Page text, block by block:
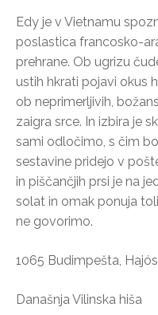
Edy je v Vietnamu
poslastica francosko-
prehrane. Ob ugrizu
ustih hkrati pojavi okus
ob neprimerljivih,
zaigra srce. In izbira je
sami odločimo, s čim
sestavine pridejo v
in piščančjih prsi je na
solat in omak ponuja
ne govorimo.
1065 Budimpešta, Hajós
Današnja Vilinska hiša